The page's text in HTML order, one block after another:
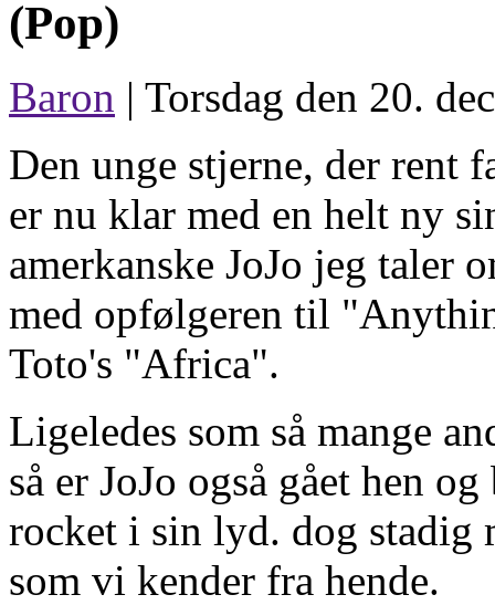
(Pop)
Baron | Torsdag den 20.
Den unge stjerne, der rent
er nu klar med en helt ny
amerkanske JoJo jeg taler
med opfølgeren til
Toto's "Africa".
Ligeledes som så mange
så er JoJo også gået hen
rocket i sin lyd. dog stadig
som vi kender fra hende.